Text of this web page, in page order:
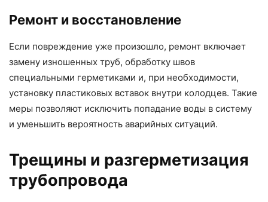
Ремонт и восстановление
Если повреждение уже произошло, ремонт включает
замену изношенных труб, обработку швов
специальными герметиками и, при необходимости,
установку пластиковых вставок внутри колодцев. Такие
меры позволяют исключить попадание воды в систему
и уменьшить вероятность аварийных ситуаций.
Трещины и разгерметизация
трубопровода